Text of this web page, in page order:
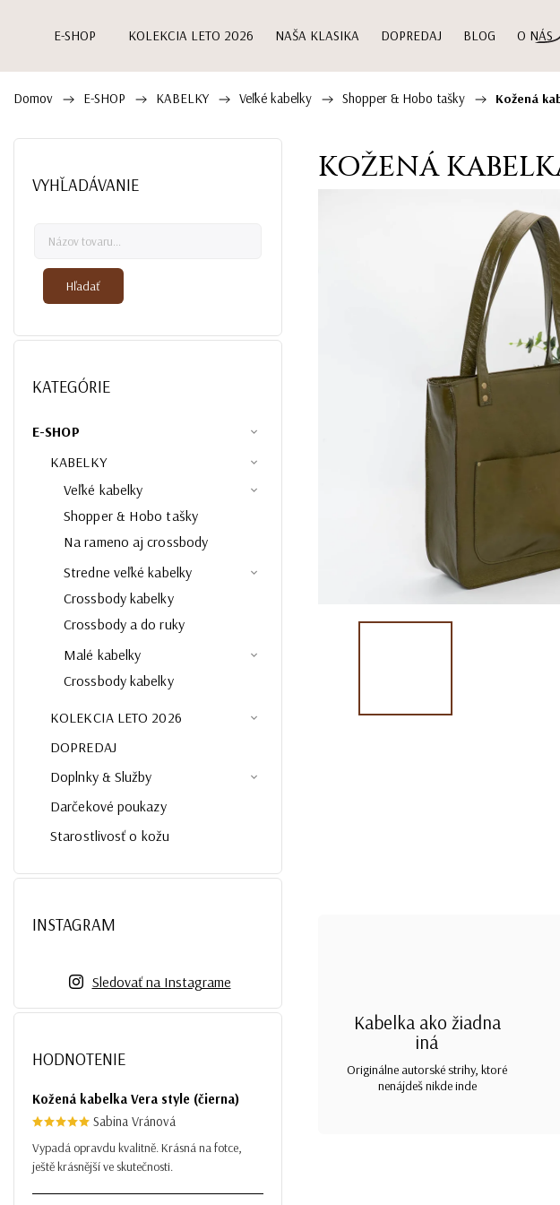
E-SHOP KOLEKCIA LETO 2026 NAŠA KLASIKA DOPREDAJ BLOG O NÁS
Domov / E-SHOP / KABELKY / Veľké kabelky / Shopper & Hobo tašky / Kožená
VYHĽADÁVANIE
Hľadať
KATEGÓRIE
E-SHOP
KABELKY
Veľké kabelky
Shopper & Hobo tašky
Na rameno aj crossbody
Stredne veľké kabelky
Crossbody kabelky
Crossbody a do ruky
Malé kabelky
Crossbody kabelky
KOLEKCIA LETO 2026
DOPREDAJ
Doplnky & Služby
Darčekové poukazy
Starostlivosť o kožu
INSTAGRAM
Sledovať na Instagrame
HODNOTENIE
Kožená kabelka Vera style (čierna)
Sabina Vránová
Vypadá opravdu kvalitně. Krásná na fotce,
ještě krásnější ve skutečnosti.
KOŽENÁ
Kabelka ako žiadna
iná
Originálne autorské strihy, ktoré
nenájdeš nikde inde